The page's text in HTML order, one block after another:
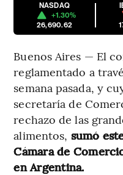
NASDAQ
+1.30%
26,690.62
Buenos Aires — El
reglamentado a
semana pasada, y
secretaría de
rechazo de las
alimentos, sumó
Cámara de
en Argentina.